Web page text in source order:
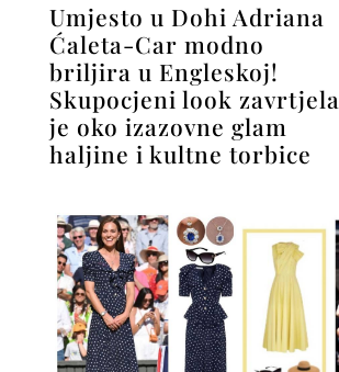
Umjesto u Dohi Adriana
Ćaleta-Car modno
briljira u Engleskoj!
Skupocjeni look zavrtjela
je oko izazovne glam
haljine i kultne torbice